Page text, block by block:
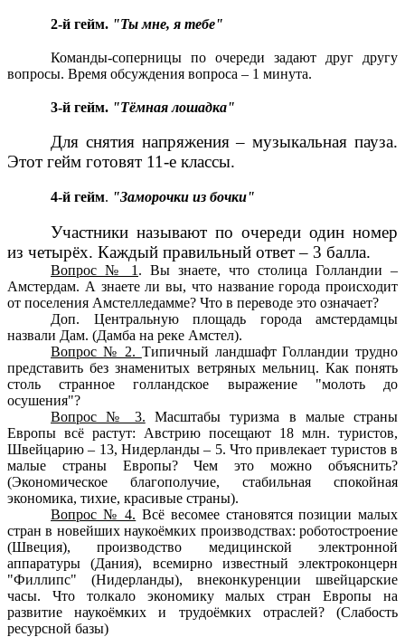
2-й гейм. "Ты мне, я тебе"
Команды-соперницы по очереди задают друг другу
вопросы. Время обсуждения вопроса – 1 минута.
3-й гейм. "Тёмная лошадка"
Для снятия напряжения – музыкальная пауза.
Этот гейм готовят 11-е классы.
4-й гейм. "Заморочки из бочки"
Участники называют по очереди один номер
из четырёх. Каждый правильный ответ – 3 балла.
Вопрос № 1 . Вы знаете, что столица Голландии –
Амстердам. А знаете ли вы, что название города происходит
от поселения Амстелледамме? Что в переводе это означает?
Доп. Центральную площадь города амстердамцы
назвали Дам. (Дамба на реке Амстел).
Вопрос № 2. Типичный ландшафт Голландии трудно
представить без знаменитых ветряных мельниц. Как понять
столь странное голландское выражение "молоть до
осушения"?
Вопрос № 3. Масштабы туризма в малые страны
Европы всё растут: Австрию посещают 18 млн. туристов,
Швейцарию – 13, Нидерланды – 5. Что привлекает туристов в
малые страны Европы? Чем это можно объяснить?
(Экономическое благополучие, стабильная спокойная
экономика, тихие, красивые страны).
Вопрос № 4. Всё весомее становятся позиции малых
стран в новейших наукоёмких производствах: роботостроение
(Швеция), производство медицинской электронной
аппаратуры (Дания), всемирно известный электроконцерн
"Филлипс" (Нидерланды), внеконкуренции швейцарские
часы. Что толкало экономику малых стран Европы на
развитие наукоёмких и трудоёмких отраслей? (Слабость
ресурсной базы)